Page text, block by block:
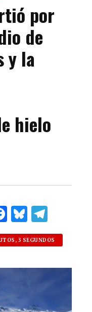
por
de
y la
hielo
F
a
c
e
o
B
lu
es
k
el
e
g
ra
3 SEGUNDOS